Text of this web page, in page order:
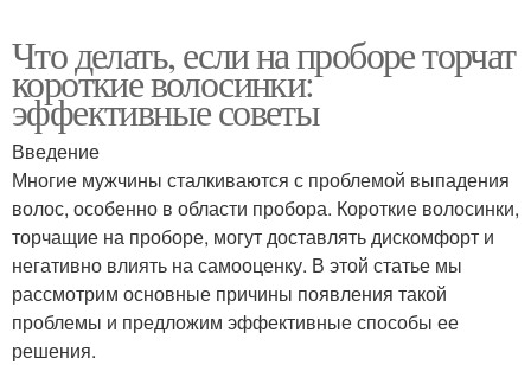
Что делать, если на проборе торчат
короткие волосинки:
эффективные советы
Введение
Многие мужчины сталкиваются с проблемой выпадения
волос, особенно в области пробора. Короткие волосинки,
торчащие на проборе, могут доставлять дискомфорт и
негативно влиять на самооценку. В этой статье мы
рассмотрим основные причины появления такой
проблемы и предложим эффективные способы ее
решения.